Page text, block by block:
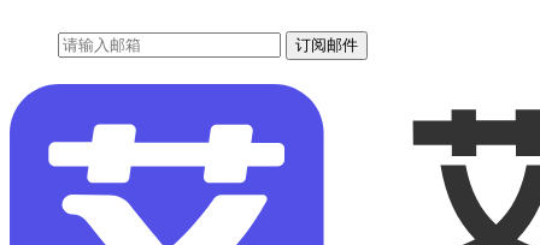
订阅邮件